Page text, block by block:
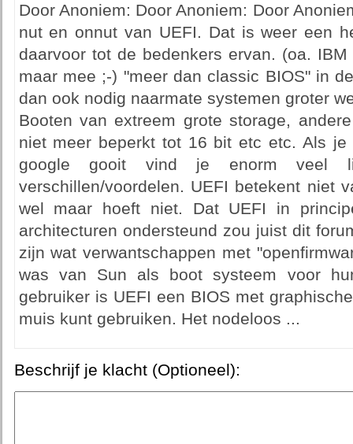
Door Anoniem: Door Anoniem: Door
nut en onnut van UEFI. Dat is weer een
daarvoor tot de bedenkers ervan. (oa.
maar mee ;-) "meer dan classic BIOS" in
dan ook nodig naarmate systemen groter
Booten van extreem grote storage,
niet meer beperkt tot 16 bit etc etc. Als je
google gooit vind je enorm veel
verschillen/voordelen. UEFI betekent niet
wel maar hoeft niet. Dat UEFI in
architecturen ondersteund zou juist dit
zijn wat verwantschappen met
was van Sun als boot systeem voor
gebruiker is UEFI een BIOS met
muis kunt gebruiken. Het nodeloos ...
Beschrijf je klacht (Optioneel):